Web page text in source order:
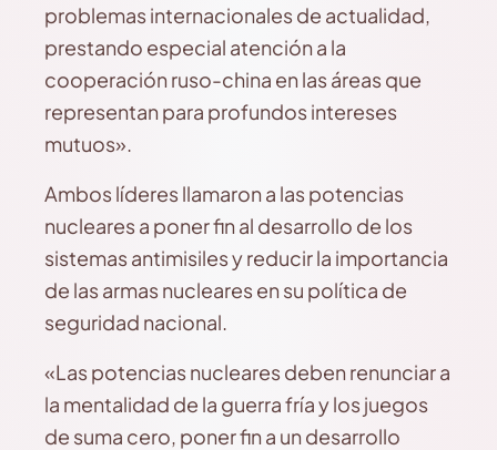
problemas internacionales de actualidad,
prestando especial atención a la
cooperación ruso-china en las áreas que
representan para profundos intereses
mutuos».
Ambos líderes llamaron a las potencias
nucleares a poner fin al desarrollo de los
sistemas antimisiles y reducir la importancia
de las armas nucleares en su política de
seguridad nacional.
«Las potencias nucleares deben renunciar a
la mentalidad de la guerra fría y los juegos
de suma cero, poner fin a un desarrollo